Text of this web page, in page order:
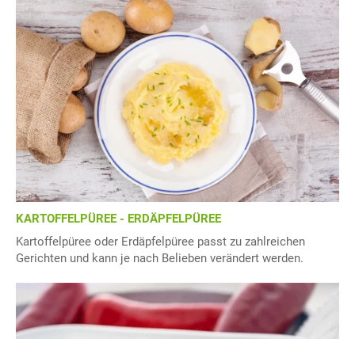
KARTOFFELPÜREE - ERDÄPFELPÜREE
Kartoffelpüree oder Erdäpfelpüree passt zu zahlreichen
Gerichten und kann je nach Belieben verändert werden.